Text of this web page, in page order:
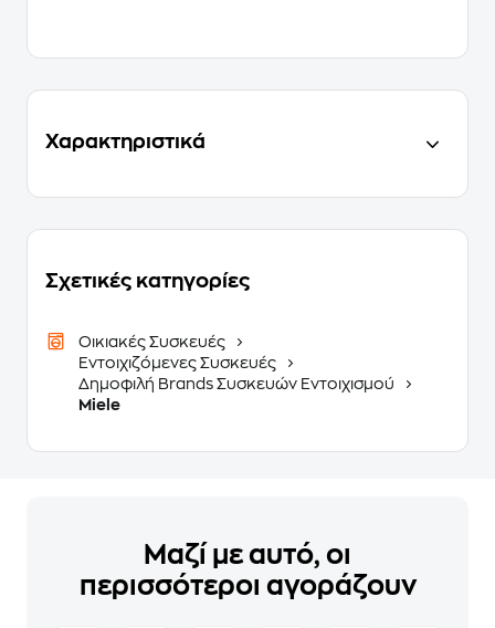
Χαρακτηριστικά
Σχετικές κατηγορίες
Οικιακές Συσκευές
Εντοιχιζόμενες Συσκευές
Δημοφιλή Brands Συσκευών Εντοιχισμού
Miele
Μαζί με αυτό, οι
περισσότεροι αγοράζουν